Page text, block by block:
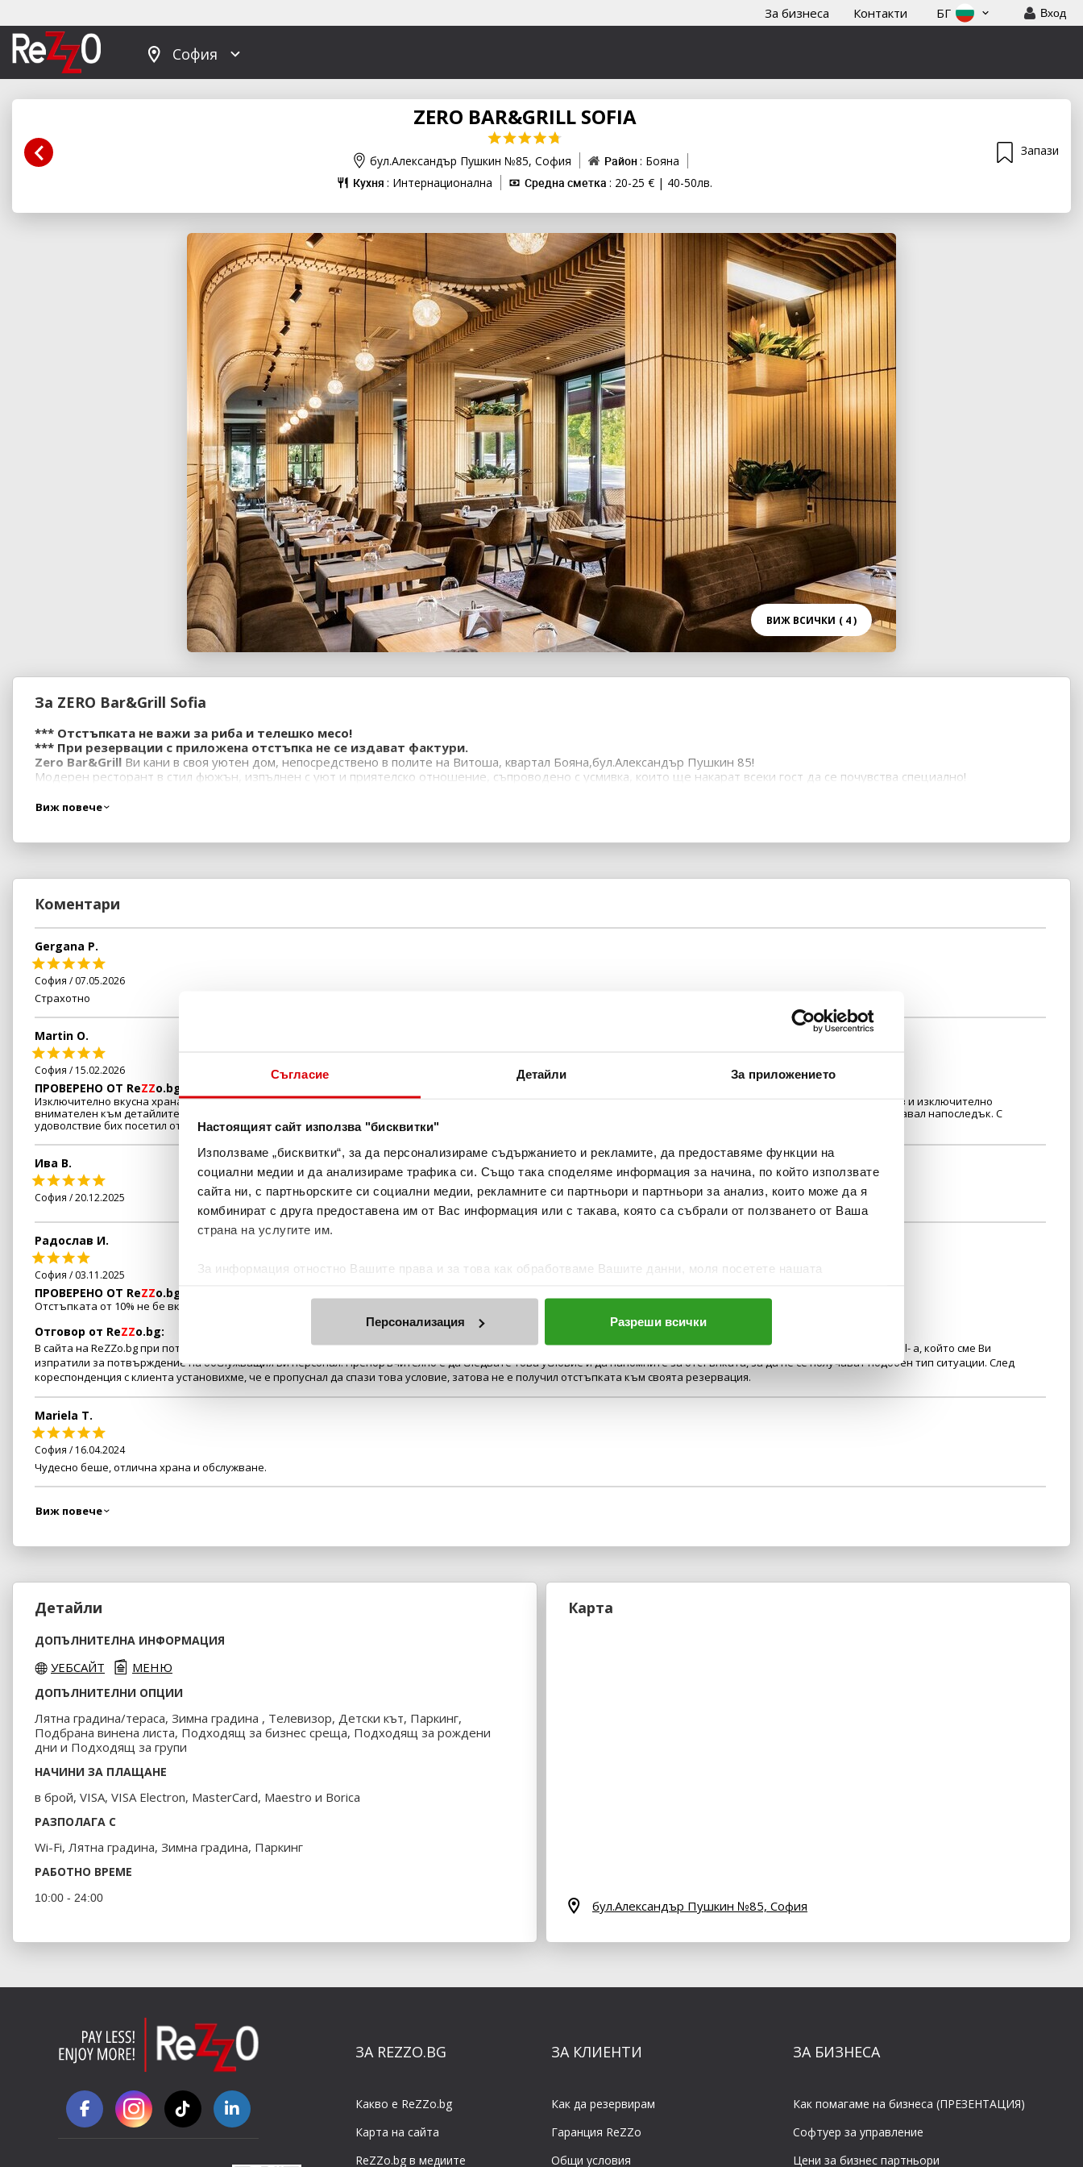
Съгласие Детайли За приложението
Настоящият сайт използва "бисквитки"
Използваме „бисквитки“, за да персонализираме съдържанието и рекламите, да предоставяме функции на
социални медии и да анализираме трафика си. Също така споделяме информация за начина, по който използвате
сайта ни, с партньорските си социални медии, рекламните си партньори и партньори за анализ, които може да я
комбинират с друга предоставена им от Вас информация или с такава, която са събрали от ползването от Ваша
страна на услугите им.
За информация отностно Вашите права и за това как обработваме Вашите данни, моля посетете нашата
Персонализация Разреши всички
За бизнеса Контакти БГ Вход
София
ZERO BAR&GRILL SOFIA
бул.Александър Пушкин №85, София Район: Бояна
Кухня : Интернационална Средна сметка : 20-25 € | 40-50лв.
Запази
ВИЖ ВСИЧКИ ( 4 )
За ZERO Bar&Grill Sofia
*** Отстъпката не важи за риба и телешко месо!
*** При резервации с приложена отстъпка не се издават фактури.
Zero Bar&Grill Ви кани в своя уютен дом, непосредствено в полите на Витоша, квартал Бояна,бул.Александър Пушкин 85!
Модерен ресторант в стил фюжън, изпълнен с уют и приятелско отношение, съпроводено с усмивка, които ще накарат всеки гост да се почувства специално!
Виж повече
Коментари
Gergana P.
София / 07.05.2026
Страхотно
Martin O.
София / 15.02.2026
ПРОВЕРЕНО ОТ ReZZo.bg
Изключително вкусна храна, отлично обслужване и уютна атмосфера. Перфектен баланс между качество и отношение към клиента. Персоналът беше любезен, бърз и изключително
внимателен към детайлите. Обслужването направи вечерта ни още по-приятна – професионално и с лично отношение. Едно от най-добрите места, които съм посещавал напоследък. С
удоволствие бих посетил отново!
Ива В.
София / 20.12.2025
Радослав И.
София / 03.11.2025
ПРОВЕРЕНО ОТ ReZZo.bg
Отстъпката от 10% не бе включена в сметката
Отговор от ReZZo.bg:
В сайта на ReZZo.bg при потвърждение на всяка резервация в общите условия е описано, че при поискване на Вашата сметка трябва да представите sms-a или e-mail- а, който сме Ви
изпратили за потвърждение на обслужващия Ви персонал. Препоръчително е да следвате това условие и да напомните за отстъпката, за да не се получават подобен тип ситуации. След
кореспонденция с клиента установихме, че е пропуснал да спази това условие, затова не е получил отстъпката към своята резервация.
Mariela T.
София / 16.04.2024
Чудесно беше, отлична храна и обслужване.
Виж повече
Детайли
ДОПЪЛНИТЕЛНА ИНФОРМАЦИЯ
УЕБСАЙТ МЕНЮ
ДОПЪЛНИТЕЛНИ ОПЦИИ
Лятна градина/тераса, Зимна градина , Телевизор, Детски кът, Паркинг,
Подбрана винена листа, Подходящ за бизнес среща, Подходящ за рождени
дни и Подходящ за групи
НАЧИНИ ЗА ПЛАЩАНЕ
в брой, VISA, VISA Electron, MasterCard, Maestro и Borica
РАЗПОЛАГА С
Wi-Fi, Лятна градина, Зимна градина, Паркинг
РАБОТНО ВРЕМЕ
10:00 - 24:00
Карта
бул.Александър Пушкин №85, София
ЗА REZZO.BG
Какво е ReZZo.bg
Карта на сайта
ReZZo.bg в медиите
ЗА КЛИЕНТИ
Как да резервирам
Гаранция ReZZo
Общи условия
ЗА БИЗНЕСА
Как помагаме на бизнеса (ПРЕЗЕНТАЦИЯ)
Софтуер за управление
Цени за бизнес партньори